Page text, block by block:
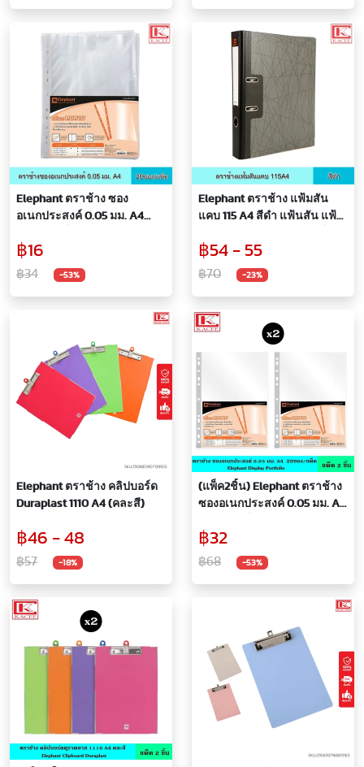
Elephant ตราช้าง ซอง
อเนกประสงค์ 0.05 มม. A4
อเนกประสงค์ หนา 0.05 มม. มี
11 รู ทนทาน กันน้ำได้
฿16
฿34 -53%
Elephant ตราช้าง แฟ้มสัน
แคบ 115 A4 สีดำ แฟ้นสัน แฟ้ม
หุ้มกระดาษอย่างดี ทนทาน
฿54 - 55
฿70 -23%
Elephant ตราช้าง คลิปบอร์ด
Duraplast 1110 A4 (คละสี)
฿46 - 48
฿57 -18%
(แพ็ค2ชิ้น) Elephant ตราช้าง
ซองอเนกประสงค์ 0.05 มม. A4
อเนกประสงค์ หนา 0.05 มม. มี
11 รู ทนทาน กันน้ำได้
฿32
฿68 -53%